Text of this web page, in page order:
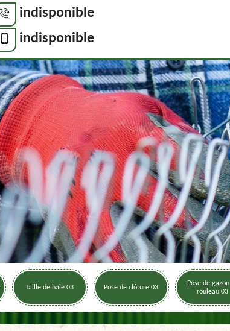
indisponible
indisponible
Taille de haie 03 Pose de clôture 03
Pose de
rouleau 03